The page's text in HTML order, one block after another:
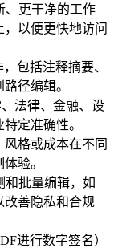
、更干净的工作
以便更快地访问
包括注释摘要、
径编辑。
法律、金融、设
定准确性。
格或成本在不同
验。
和批量编辑，如
改善隐私和合规
进行数字签名）